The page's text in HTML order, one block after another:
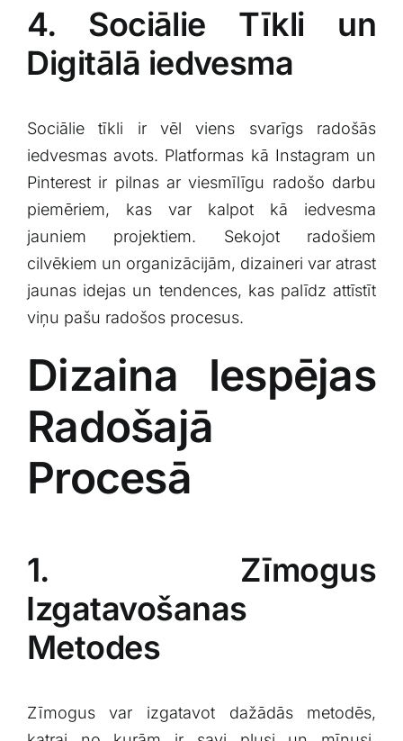
4. Sociālie ⁤Tīkli ‍un
⁤Digitālā iedvesma
Sociālie tīkli ir vēl viens ‍svarīgs radošās
iedvesmas avots. Platformas kā Instagram⁢ un
Pinterest‌ ir pilnas ar viesmīlīgu‌ radošo ⁢darbu
piemēriem, ‌kas var⁤ kalpot⁤ kā iedvesma
jauniem projektiem. Sekojot radošiem
cilvēkiem un organizācijām, dizaineri ⁤var ​atrast
jaunas idejas un tendences, kas palīdz ​attīstīt
viņu pašu radošos procesus.
Dizaina Iespējas
Radošajā ​
Procesā
1. Zīmogus
⁢Izgatavošanas
Metodes
Zīmogus var⁢ izgatavot dažādās⁣ metodēs,